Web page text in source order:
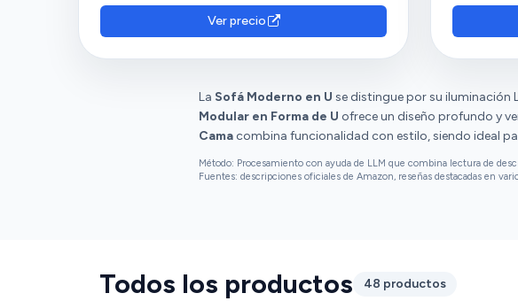
pienses.. pa echar una tarde esta guay pero
para podertumbarte en la xona larga es
imposible.. aprte d duro.. incomodo
Ver precio
todo un
La Sofá Moderno en U se distingue por su iluminación
Modular en Forma de U ofrece un diseño profundo y
Cama combina funcionalidad con estilo, siendo ideal
Método: Procesamiento con ayuda de LLM que combina lectura de
Fuentes: descripciones oficiales de Amazon, reseñas destacadas en
Todos los productos 48 productos